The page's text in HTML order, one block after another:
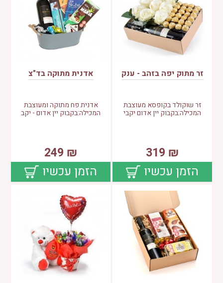
זר מתוק יפה בזהב - ענק
זר שוקולד בקופסא מעוצבת
המכילה:בקבוק יין אדום יקבי
₪
319
הזמן עכשיו
אדנית מתוקה בד"צ
אדנית פח מתוקה ומעוצבת
המכילה:בקבוק יין אדום - יקב
₪
249
הזמן עכשיו